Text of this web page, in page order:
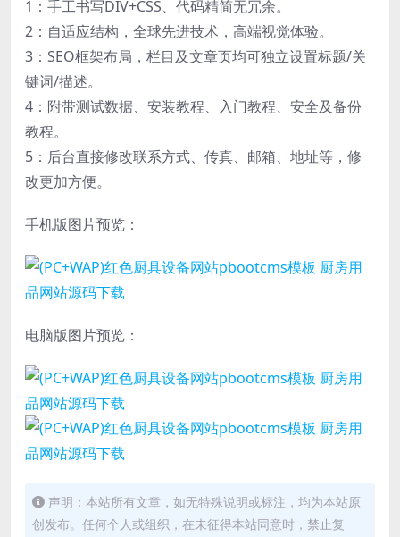
1：手工书写DIV+CSS、代码精简无冗余。
2：自适应结构，全球先进技术，高端视觉体验。
3：SEO框架布局，栏目及文章页均可独立设置标题/关
键词/描述。
4：附带测试数据、安装教程、入门教程、安全及备份
教程。
5：后台直接修改联系方式、传真、邮箱、地址等，修
改更加方便。
手机版图片预览：
电脑版图片预览：
声明：本站所有文章，如无特殊说明或标注，均为本站原
创发布。任何个人或组织，在未征得本站同意时，禁止复